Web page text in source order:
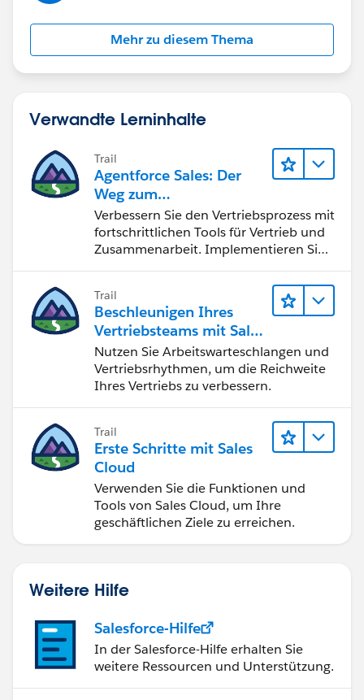
Mehr zu diesem Thema
Verwandte Lerninhalte
Trail
Agentforce Sales: Der
Weg zum
Vertriebsspezialisten
Verbessern Sie den Vertriebsprozess mit
fortschrittlichen Tools für Vertrieb und
Zusammenarbeit. Implementieren Sie
schließen Sie den Lead-zu-Cash-Zyklus
erfolgreich ab.
Trail
Beschleunigen Ihres
Vertriebsteams mit Sales
Engagement
Nutzen Sie Arbeitswarteschlangen und
Vertriebsrhythmen, um die Reichweite
Ihres Vertriebs zu verbessern.
Trail
Erste Schritte mit Sales
Cloud
Verwenden Sie die Funktionen und
Tools von Sales Cloud, um Ihre
geschäftlichen Ziele zu erreichen.
Weitere Hilfe
Salesforce-Hilfe
In der Salesforce-Hilfe erhalten Sie
weitere Ressourcen und Unterstützung.